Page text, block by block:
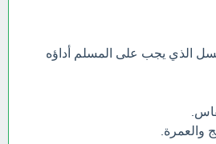
الذي يجب على المسلم أداؤه
والعمرة.